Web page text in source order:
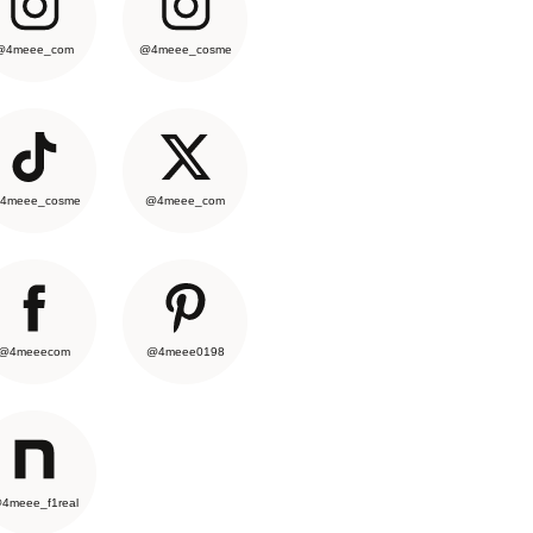
@4meee_cosme
@4meee_com
@4meee0198